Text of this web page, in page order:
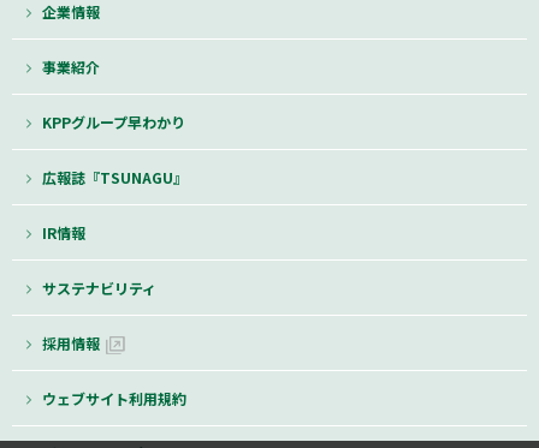
企業情報
事業紹介
KPPグループ早わかり
広報誌『TSUNAGU』
IR情報
サステナビリティ
採用情報
ウェブサイト利用規約